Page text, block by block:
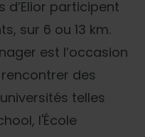
d’Elior participent
sur 6 ou 13 km.
est l’occasion
des
telles
l'École